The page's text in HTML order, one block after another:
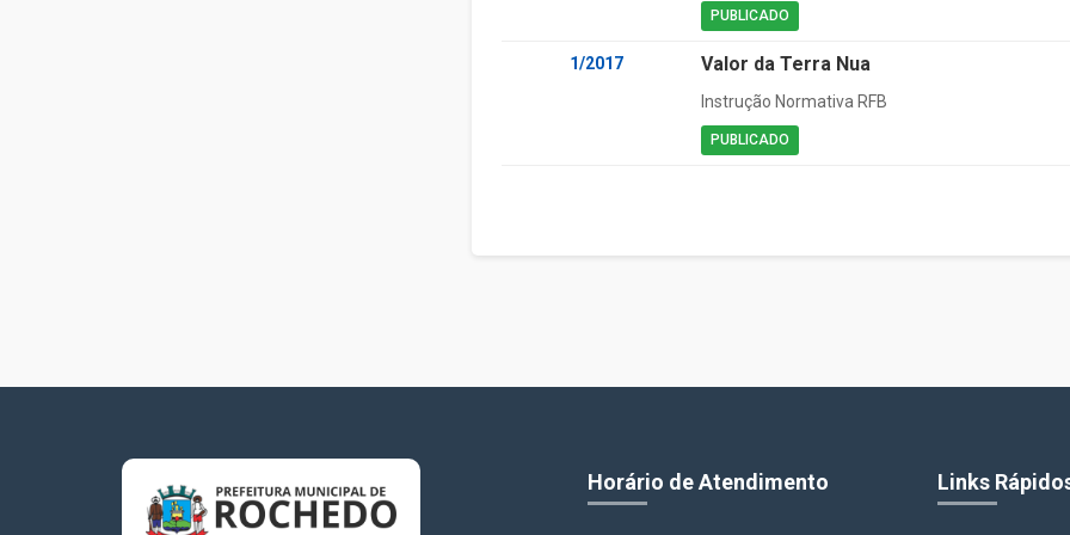
PUBLICADO
1/2017 Valor da Terra Nua
Instrução Normativa RFB
PUBLICADO
Horário de Atendimento Links